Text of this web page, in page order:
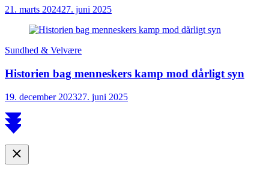
21. marts 202427. juni 2025
Sundhed & Velvære
Historien bag menneskers kamp mod dårligt syn
19. december 202327. juni 2025
Scroll
to
Close